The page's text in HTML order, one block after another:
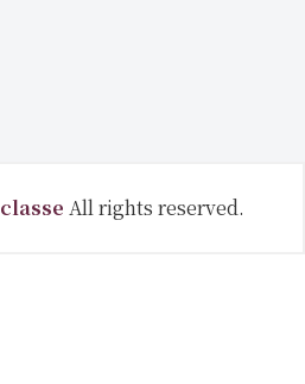
classe All rights reserved.